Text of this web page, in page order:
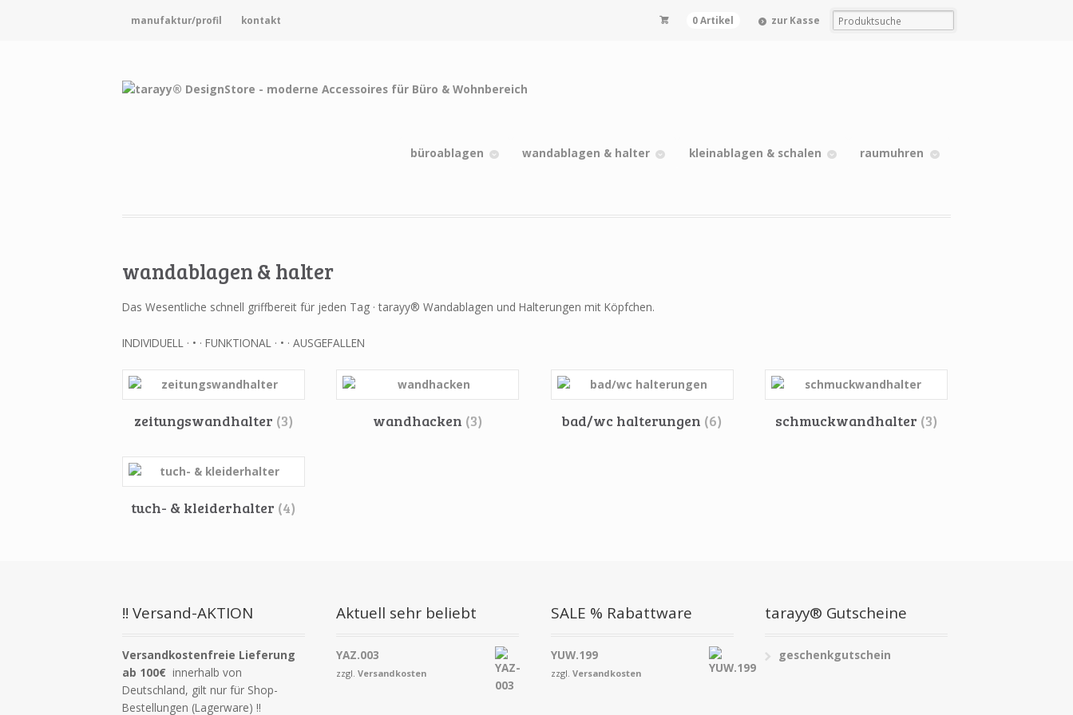
manufaktur/profil kontakt 0 Artikel zur Kasse
büroablagen wandablagen & halter kleinablagen & schalen raumuhren
wandablagen & halter
Das Wesentliche schnell griffbereit für jeden Tag · tarayy® Wandablagen und Halterungen mit Köpfchen.
INDIVIDUELL · • · FUNKTIONAL · • · AUSGEFALLEN
zeitungswandhalter (3) wandhacken (3) bad/wc halterungen (6) schmuckwandhalter (3)
tuch- & kleiderhalter (4)
!! Versand-AKTION
Versandkostenfreie Lieferung
ab 100€ innerhalb von
Deutschland, gilt nur für Shop-
Bestellungen (Lagerware) !!
Aktuell sehr beliebt
YAZ.003
zzgl.Versandkosten
SALE % Rabattware
YUW.199
zzgl. Versandkosten
tarayy® Gutscheine
geschenkgutschein